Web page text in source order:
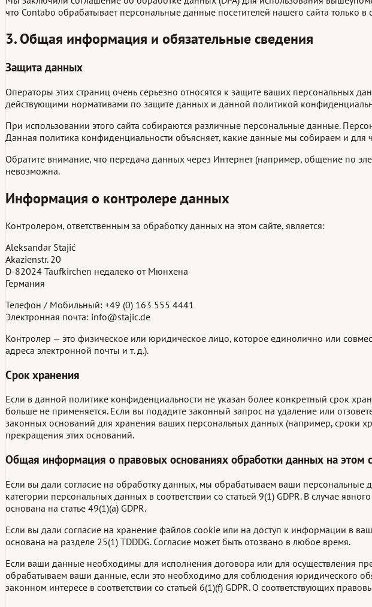
что Contabo обрабатывает персональные данные посетителей нашего сайта только в
3. Общая информация и обязательные сведения
Защита данных
Операторы этих страниц очень серьезно относятся к защите ваших персональных
действующими нормативами по защите данных и данной политикой
При использовании этого сайта собираются различные персональные данные.
Данная политика конфиденциальности объясняет, какие данные мы собираем и для
Обратите внимание, что передача данных через Интернет (например, общение по
невозможна.
Информация о контролере данных
Контролером, ответственным за обработку данных на этом сайте, является:
Aleksandar Stajić
Akazienstr. 20
D-82024 Taufkirchen недалеко от Мюнхена
Германия
Телефон / Мобильный: +49 (0) 163 555 4441
Электронная почта: info@stajic.de
Контролер — это физическое или юридическое лицо, которое единолично или
адреса электронной почты и т. д.).
Срок хранения
Если в данной политике конфиденциальности не указан более конкретный срок
больше не применяется. Если вы подадите законный запрос на удаление или
законных оснований для хранения ваших персональных данных (например, сроки
прекращения этих оснований.
Общая информация о правовых основаниях обработки данных на этом
Если вы дали согласие на обработку данных, мы обрабатываем ваши персональные
категории персональных данных в соответствии со статьей 9(1) GDPR. В случае
основана на статье 49(1)(a) GDPR.
Если вы дали согласие на хранение файлов cookie или на доступ к информации в
основана на разделе 25(1) TDDDG. Согласие может быть отозвано в любое время.
Если ваши данные необходимы для исполнения договора или для осуществления
обрабатываем ваши данные, если это необходимо для соблюдения юридического
законном интересе в соответствии со статьей 6(1)(f) GDPR. О соответствующих